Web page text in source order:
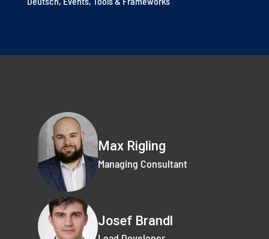
Max Rigling
Managing Consultant
Josef Brandl